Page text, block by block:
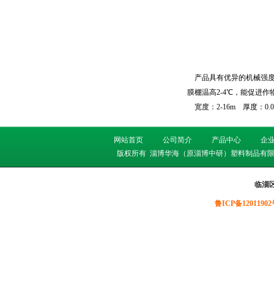
产品具有优异的机械强
膜棚温高2-4℃，能促进作
宽度：2-16m 厚度：
网站首页 公司简介 产品中心
企
版权所有 淄博华海（原淄博中研）塑料制品有
临淄
鲁ICP备